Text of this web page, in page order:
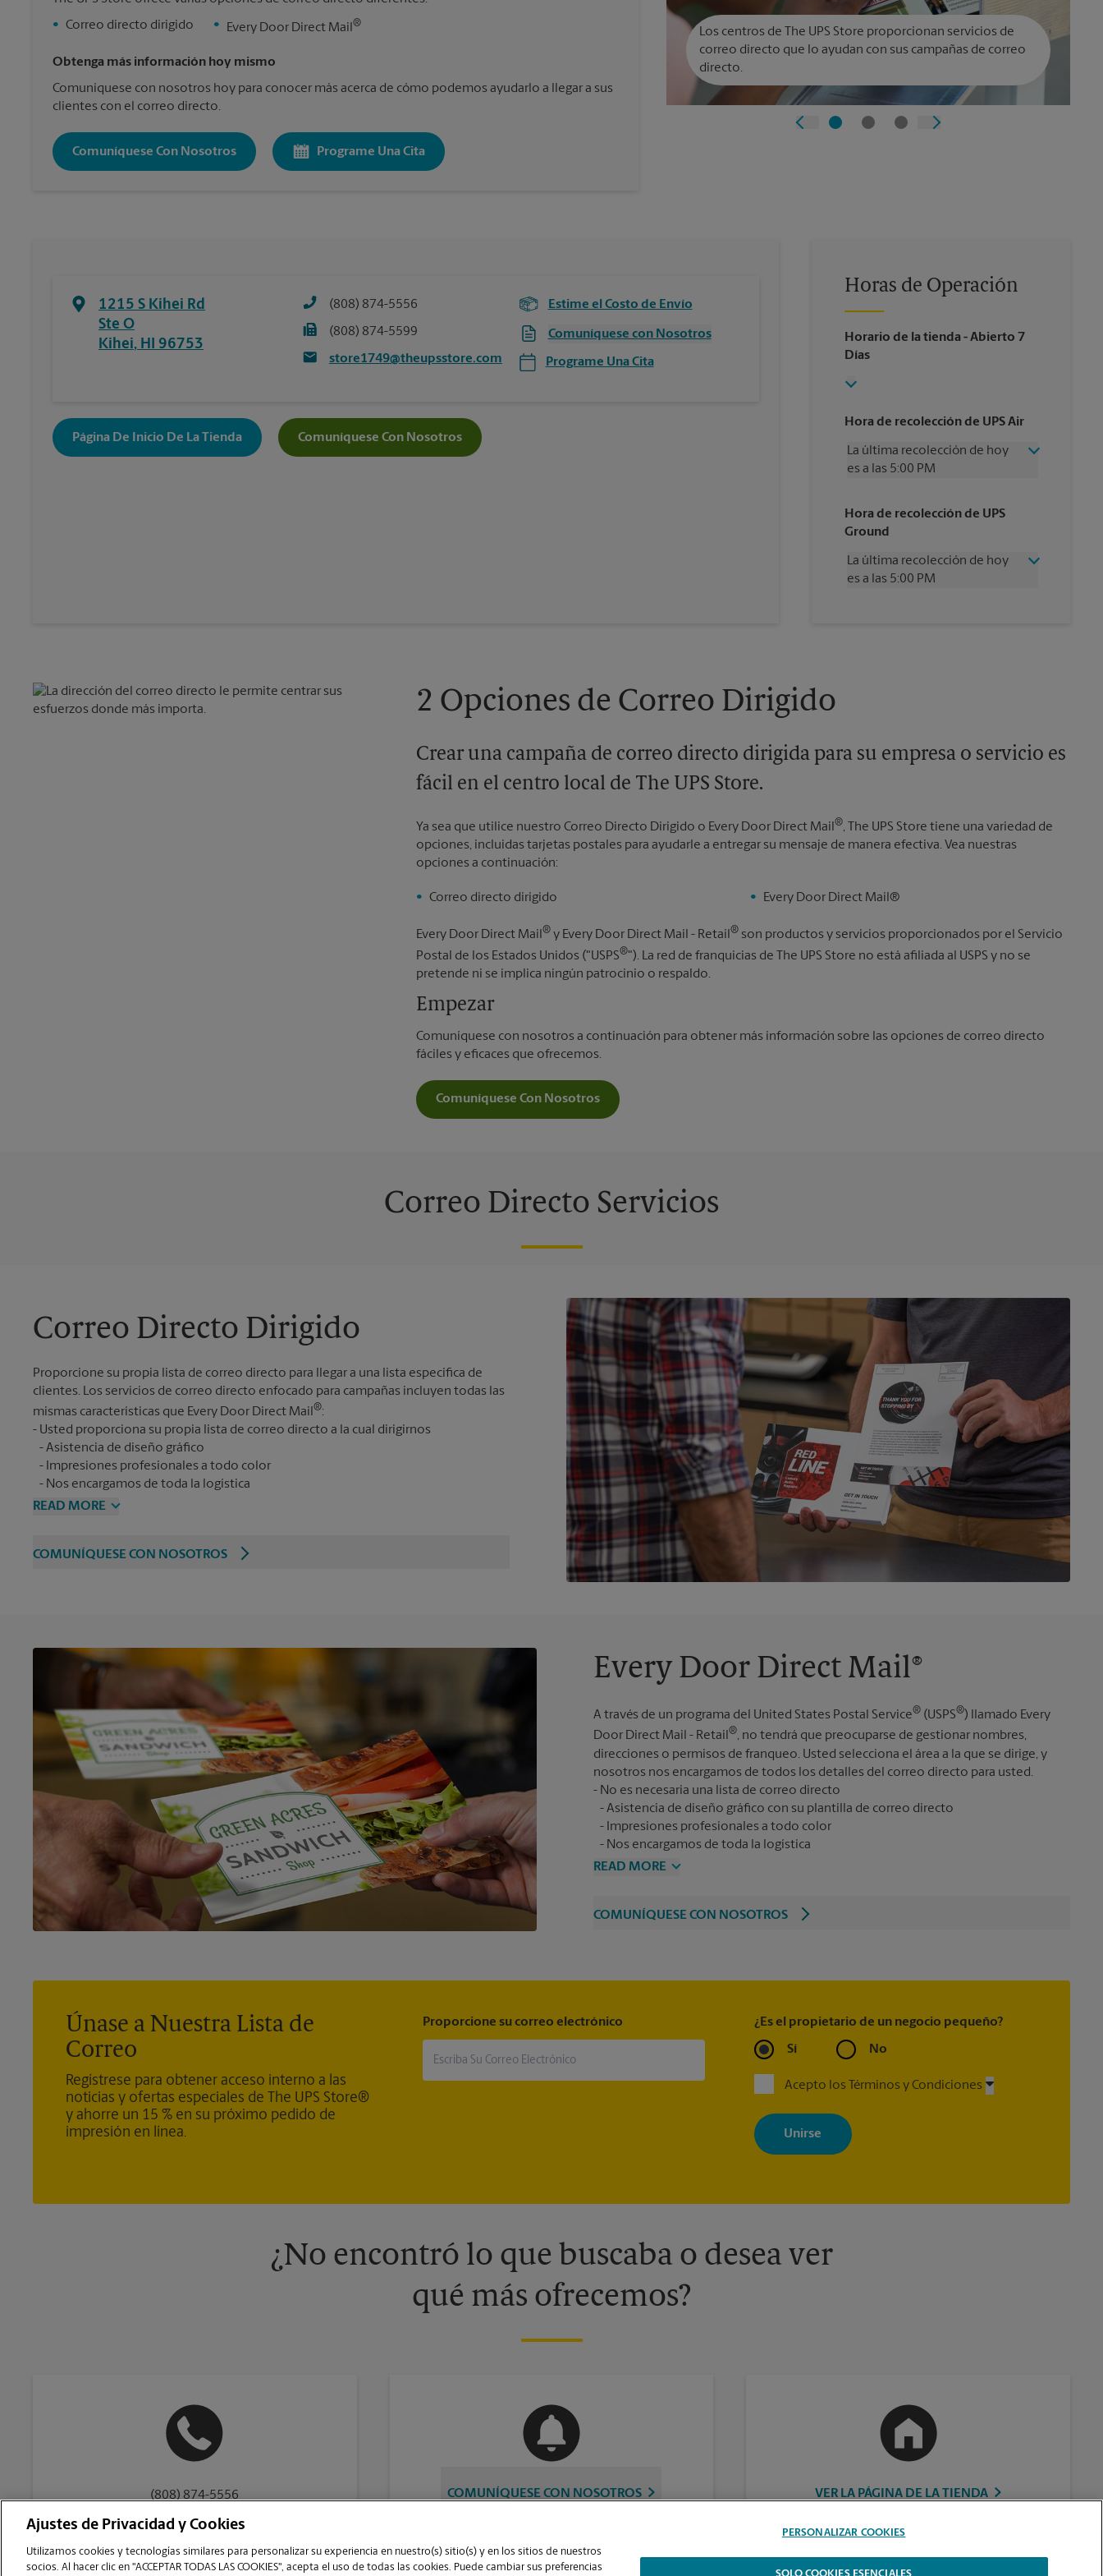
• Correo directo dirigido • Every Door Direct Mail ®
Obtenga más información hoy mismo
Comuníquese con nosotros hoy para conocer más acerca de cómo podemos ayudarlo a llegar a sus
clientes con el correo directo.
Comuníquese Con Nosotros Programe Una Cita
Los centros de The UPS Store proporcionan servicios de
correo directo que lo ayudan con sus campañas de correo
directo.
1215 S Kihei Rd
Ste O
Kihei, HI 96753
(808) 874-5556
(808) 874-5599
store1749@theupsstore.com
Estime el Costo de Envío
Comuníquese con Nosotros
Programe Una Cita
Página De Inicio De La Tienda Comuníquese Con Nosotros
Horas de Operación
Horario de la tienda - Abierto 7
Días
Hora de recolección de UPS Air
La última recolección de hoy
es a las 5:00 PM
Jueves
5:00 PM
Viernes
Sábado
Sin Recolección
Domingo
Sin Recolección
Hora de recolección de UPS
Ground
La última recolección de hoy
es a las 5:00 PM
2 Opciones de Correo Dirigido
Crear una campaña de correo directo dirigida para su empresa o servicio es
fácil en el centro local de The UPS Store.
Ya sea que utilice nuestro Correo Directo Dirigido o Every Door Direct Mail®, The UPS Store tiene una variedad de
opciones, incluidas tarjetas postales para ayudarle a entregar su mensaje de manera efectiva. Vea nuestras
opciones a continuación:
Correo directo dirigido Every Door Direct Mail®
Every Door Direct Mail® y Every Door Direct Mail - Retail® son productos y servicios proporcionados por el Servicio
Postal de los Estados Unidos ("USPS®"). La red de franquicias de The UPS Store no está afiliada al USPS y no se
pretende ni se implica ningún patrocinio o respaldo.
Empezar
Comuníquese con nosotros a continuación para obtener más información sobre las opciones de correo directo
fáciles y eficaces que ofrecemos.
Comuníquese Con Nosotros
Correo Directo Servicios
Correo Directo Dirigido
Proporcione su propia lista de correo directo para llegar a una lista específica de
clientes. Los servicios de correo directo enfocado para campañas incluyen todas las
mismas características que Every Door Direct Mail®:
Asistencia de diseño gráfico
Impresiones profesionales a todo color
Nos encargamos de toda la logística
READ MORE
COMUNÍQUESE CON NOSOTROS
Every Door Direct Mail®
A través de un programa del United States Postal Service® (USPS®) llamado Every
Door Direct Mail - Retail®, no tendrá que preocuparse de gestionar nombres,
direcciones o permisos de franqueo. Usted selecciona el área a la que se dirige, y
nosotros nos encargamos de todos los detalles del correo directo para usted.
Asistencia de diseño gráfico con su plantilla de correo directo
Impresiones profesionales a todo color
Nos encargamos de toda la logística
READ MORE
COMUNÍQUESE CON NOSOTROS
Únase a Nuestra Lista de
Correo
Regístrese para obtener acceso interno a las
noticias y ofertas especiales de The UPS Store®
y ahorre un 15 % en su próximo pedido de
impresión en línea.
Proporcione su correo electrónico ¿Es el propietario de un negocio pequeño?
Sí No
Acepto los Términos y Condiciones
Al registrarse, acepta recibir correos electrónicos de The UPS Store
con noticias, ofertas especiales, promociones y mensajes
adaptados a sus intereses. Puede darse de baja en cualquier
momento. Para más información, consulte nuestra política de
información, contacte al centro The UPS Store en su ciudad.
¿No encontró lo que buscaba o desea ver
qué más ofrecemos?
(808) 874-5556 COMUNÍQUESE CON NOSOTROS VER LA PÁGINA DE LA TIENDA
Ajustes de Privacidad y Cookies
Utilizamos cookies y tecnologías similares para personalizar su experiencia en nuestro(s) sitio(s) y en los sitios de nuestros
socios. Al hacer clic en "ACCEPTAR TODAS LAS COOKIES", acepta el uso de todas las cookies. Puede cambiar sus preferencias
PERSONALIZAR COOKIES